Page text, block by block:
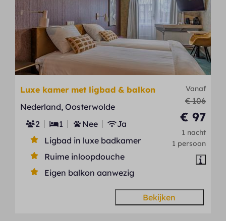
Vanaf
€ 106
€ 97
1 nacht
1 persoon
Luxe kamer met ligbad & balkon
Nederland, Oosterwolde
2
1 Nee
Ja
Ligbad in luxe badkamer
Ruime inloopdouche
Eigen balkon aanwezig
Bekijken